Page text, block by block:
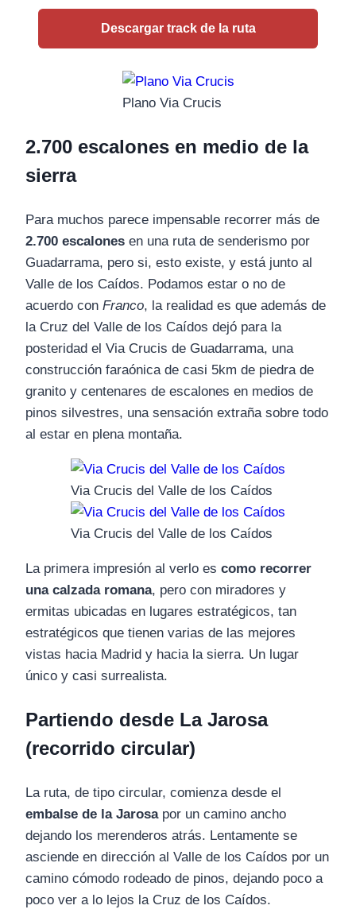
Descargar track de la ruta
Plano Via Crucis
2.700 escalones en medio de la
sierra
Para muchos parece impensable recorrer más de
2.700 escalones en una ruta de senderismo por
Guadarrama, pero si, esto existe, y está junto al
Valle de los Caídos. Podamos estar o no de
acuerdo con Franco, la realidad es que además de
la Cruz del Valle de los Caídos dejó para la
posteridad el Via Crucis de Guadarrama, una
construcción faraónica de casi 5km de piedra de
granito y centenares de escalones en medios de
pinos silvestres, una sensación extraña sobre todo
al estar en plena montaña.
Via Crucis del Valle de los Caídos
Via Crucis del Valle de los Caídos
La primera impresión al verlo es como recorrer
una calzada romana, pero con miradores y
ermitas ubicadas en lugares estratégicos, tan
estratégicos que tienen varias de las mejores
vistas hacia Madrid y hacia la sierra. Un lugar
único y casi surrealista.
Partiendo desde La Jarosa
(recorrido circular)
La ruta, de tipo circular, comienza desde el
embalse de la Jarosapor un camino ancho
dejando los merenderos atrás. Lentamente se
asciende en dirección al Valle de los Caídos por un
camino cómodo rodeado de pinos, dejando poco a
poco ver a lo lejos la Cruz de los Caídos.